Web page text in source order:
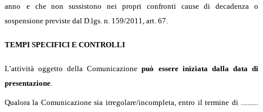
anno
e che non sussistono nei propri confronti cause di decadenza o
sospensione previste dal D.lgs. n. 159/2011, art. 67.
TEMPI SPECIFICI E CONTROLLI
L’attività oggetto della Comunicazionepuò essere iniziata dalla data di
presentazione
Qualora la Comunicazione sia irregolare/incompleta, entro il termine di ..........